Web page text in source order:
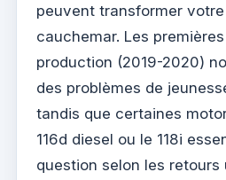
peuvent transformer
cauchemar. Les
production (2019-2020)
des problèmes de
tandis que certaines
116d diesel ou le 118i
question selon les retours